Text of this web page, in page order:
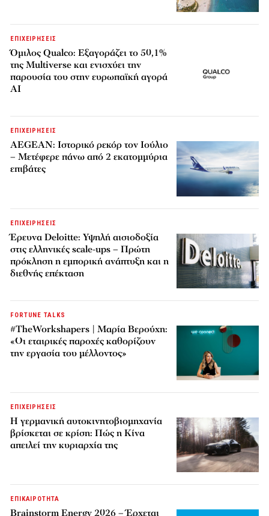
ΕΠΙΧΕΙΡΗΣΕΙΣ
Όμιλος Qualco: Εξαγοράζει το 50,1%
της Multiverse και ενισχύει την
παρουσία του στην ευρωπαϊκή αγορά
AI
ΕΠΙΧΕΙΡΗΣΕΙΣ
AEGEAN: Ιστορικό ρεκόρ τον Ιούλιο
– Μετέφερε πάνω από 2 εκατομμύρια
επιβάτες
ΕΠΙΧΕΙΡΗΣΕΙΣ
Έρευνα Deloitte: Υψηλή αισιοδοξία
στις ελληνικές scale-ups – Πρώτη
πρόκληση η εμπορική ανάπτυξη και η
διεθνής επέκταση
FORTUNE TALKS
#TheWorkshapers | Μαρία Βερούχη:
«Οι εταιρικές παροχές καθορίζουν
την εργασία του μέλλοντος»
ΕΠΙΧΕΙΡΗΣΕΙΣ
Η γερμανική αυτοκινητοβιομηχανία
βρίσκεται σε κρίση: Πώς η Κίνα
απειλεί την κυριαρχία της
ΕΠΙΚΑΙΡΟΤΗΤΑ
Brainstorm Energy 2026 – Έρχεται